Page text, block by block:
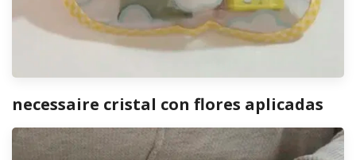
necessaire cristal con flores aplicadas